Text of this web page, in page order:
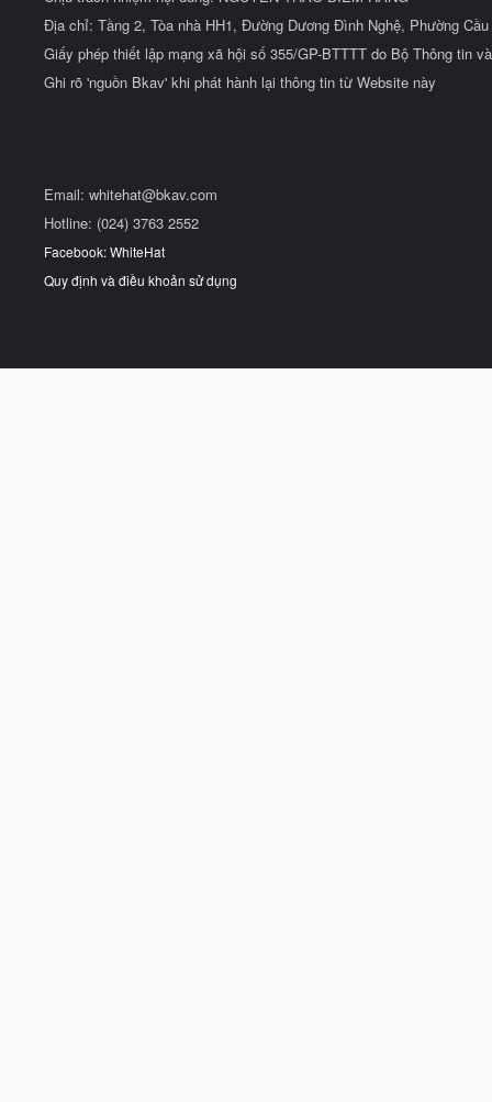
Địa chỉ: Tầng 2, Tòa nhà HH1, Đường Dương Đình Nghệ, Phường
Giấy phép thiết lập mạng xã hội số 355/GP-BTTTT do Bộ Thông tin
Ghi rõ 'nguồn Bkav' khi phát hành lại thông tin từ Website này
Email: whitehat@bkav.com
Hotline: (024) 3763 2552
Facebook: WhiteHat
Quy định và điều khoản sử dụng